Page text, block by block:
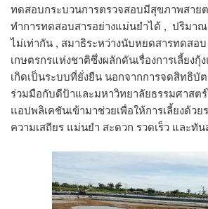
ทดสอบกระบวนการตรวจสอบมีสุขภาพสาย
ทำการทดสอบสารอย่างแม่นยำได้ , ปริมา
ไม่เท่ากัน , สมาธิระหว่างนับหยดสารทดสอ
เกษตรกรแห่งชาติซึ่งผลักดันเรื่องการเลี้ยงกุ้
เกิดเป็นระบบที่ยั่งยืน นอกจากการจดสิทธิบั
ร่วมมือกับดีป้าและมหาวิทยาลัยธรรมศาสต
แอปพลิเคชันเข้ามาช่วยเพื่อให้การเลี้ยงด้วย
ความเสถียร แม่นยำ สะดวก รวดเร็ว และทั